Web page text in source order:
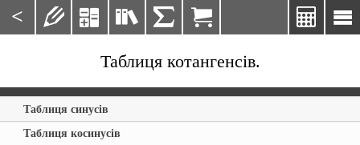
< 

    
Таблиця котангенсів.
Таблиця синусів
Таблиця косинусів